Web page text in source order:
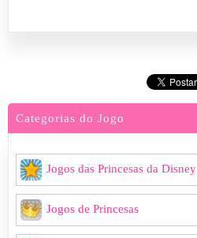
Categorias do Jogo
Jogos das Princesas da Disney
Jogos de Princesas